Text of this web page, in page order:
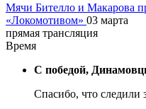
Мячи Бителло и Макарова
«Локомотивом» 03 марта
прямая трансляция
Время
С победой,
Спасибо, что следили